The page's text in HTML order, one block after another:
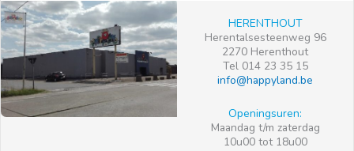
HERENTHOUT
Herentalsesteenweg 96
2270 Herenthout
Tel 014 23 35 15
info@happyland.be
Openingsuren:
Maandag t/m zaterdag
10u00 tot 18u00